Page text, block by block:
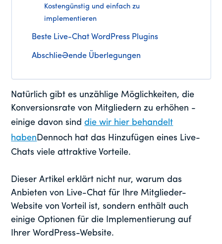
Kostengünstig und einfach zu
implementieren
Beste Live-Chat WordPress Plugins
Abschließende Überlegungen
Natürlich gibt es unzählige Möglichkeiten, die
Konversionsrate von Mitgliedern zu erhöhen -
einige davon sinddie wir hier behandelt
habenDennoch hat das Hinzufügen eines Live-
Chats viele attraktive Vorteile.
Dieser Artikel erklärt nicht nur, warum das
Anbieten von Live-Chat für Ihre Mitglieder-
Website von Vorteil ist, sondern enthält auch
einige Optionen für die Implementierung auf
Ihrer WordPress-Website.